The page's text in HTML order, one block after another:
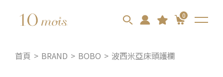
0
首頁 BRAND BOBO 波西米亞床頭護欄